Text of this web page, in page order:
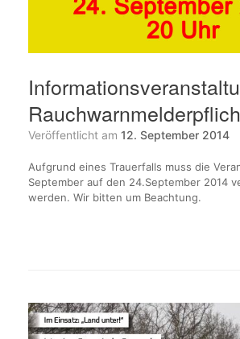
Veröffentlicht am 12. September 2014
Aufgrund eines Trauerfalls muss die
September auf den 24.September 2014
werden. Wir bitten um Beachtung.